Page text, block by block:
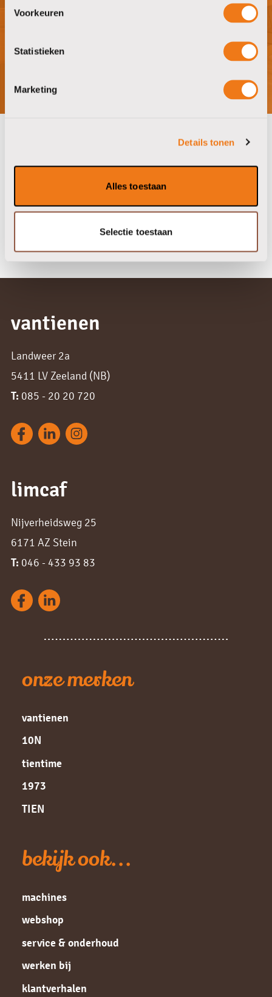
Voorkeuren
Statistieken
Marketing
Details tonen
Alles toestaan
Selectie toestaan
onze partners
vantienen
Landweer 2a
5411 LV Zeeland (NB)
T: 085 - 20 20 720
limcaf
Nijverheidsweg 25
6171 AZ Stein
T: 046 - 433 93 83
onze merken
vantienen
10N
tientime
1973
TIEN
bekijk ook...
machines
webshop
service & onderhoud
werken bij
klantverhalen